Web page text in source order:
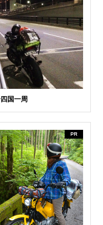
国一周
PR